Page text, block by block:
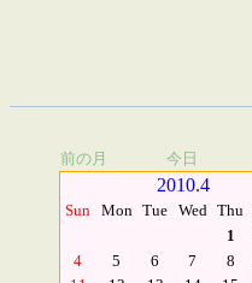
前の月 今日
2010.4
Sun Mon Tue Wed Thu
1
4
5 6 7 8